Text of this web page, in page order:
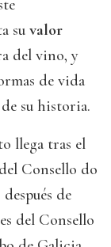
su valor
del vino, y
de vida
su historia.
llega tras el
Consello do
de
del Consello